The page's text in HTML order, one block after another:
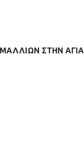
ΣΤΗΝ ΑΓΙΑ